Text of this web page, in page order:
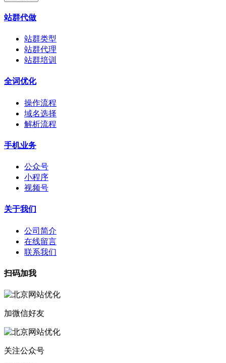
站群代做
站群类型
站群代理
站群培训
全词优化
操作流程
域名选择
解析流程
手机业务
公众号
小程序
视频号
关于我们
公司简介
在线留言
联系我们
扫码加我
加微信好友
关注公众号